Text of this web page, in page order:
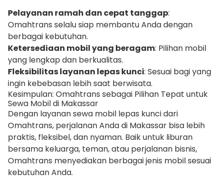
Pelayanan ramah dan cepat tanggap:
Omahtrans selalu siap membantu Anda dengan
berbagai kebutuhan.
Ketersediaan mobil yang beragam: Pilihan mobil
yang lengkap dan berkualitas.
Fleksibilitas layanan lepas kunci: Sesuai bagi yang
ingin kebebasan lebih saat berwisata.
Kesimpulan: Omahtrans sebagai Pilihan Tepat untuk
Sewa Mobil di Makassar
Dengan layanan sewa mobil lepas kunci dari
Omahtrans, perjalanan Anda di Makassar bisa lebih
praktis, fleksibel, dan nyaman. Baik untuk liburan
bersama keluarga, teman, atau perjalanan bisnis,
Omahtrans menyediakan berbagai jenis mobil sesuai
kebutuhan Anda.